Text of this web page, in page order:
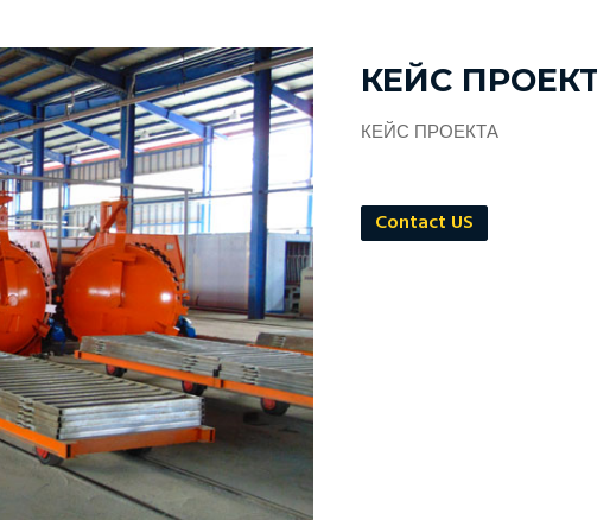
КЕЙС
КЕЙС ПРОЕКТА
Contact US